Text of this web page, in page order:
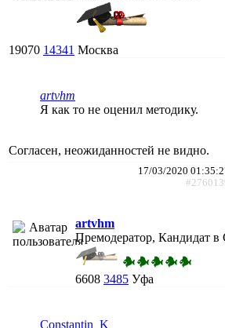
19070 14341 Москва
artvhm
Я как то не оценил методику.
Согласен, неожиданностей не видно.
17/03/2020
artvhm
Премодератор, Кандидат в
6608 3485 Уфа
Constantin_K